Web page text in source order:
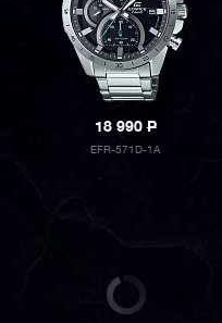
18 990P
EFR-571D-1A